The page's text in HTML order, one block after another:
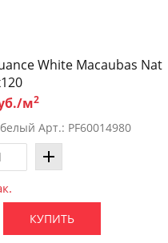
White Macaubas Nat
м2
Арт.: PF60014980
КУПИТЬ